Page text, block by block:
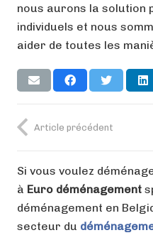
nous aurons la solution
individuels et nous
aider de toutes les
Article précédent
Si vous voulez
à Euro déménagement
déménagement en
secteur du